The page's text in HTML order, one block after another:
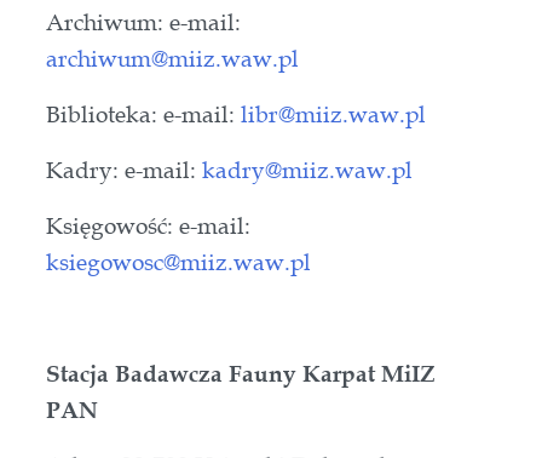
Archiwum: e-mail:
archiwum@miiz.waw.pl
Biblioteka: e-mail: libr@miiz.waw.pl
Kadry: e-mail: kadry@miiz.waw.pl
Księgowość: e-mail:
ksiegowosc@miiz.waw.pl
Stacja Badawcza Fauny Karpat MiIZ
PAN